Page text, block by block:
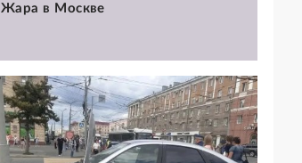
Жара в Москве